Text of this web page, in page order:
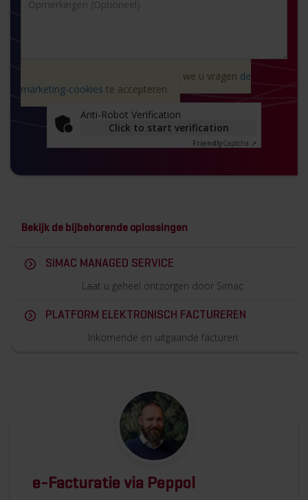
Vanwege AVG-wetgeving moeten we u vragen de
marketing-cookies te accepteren.
Anti-Robot Verification
Click to start verification
FriendlyCaptcha ⇗
Bekijk de bijbehorende oplossingen
SIMAC MANAGED SERVICE
Laat u geheel ontzorgen door Simac
PLATFORM ELEKTRONISCH FACTUREREN
Inkomende en uitgaande facturen
e-Facturatie via Peppol